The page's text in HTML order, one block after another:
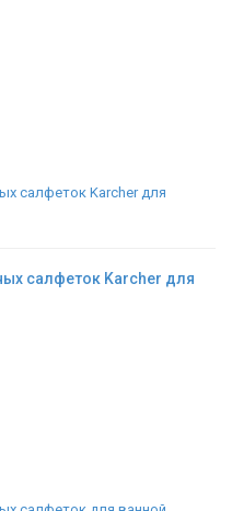
салфеток Karcher для